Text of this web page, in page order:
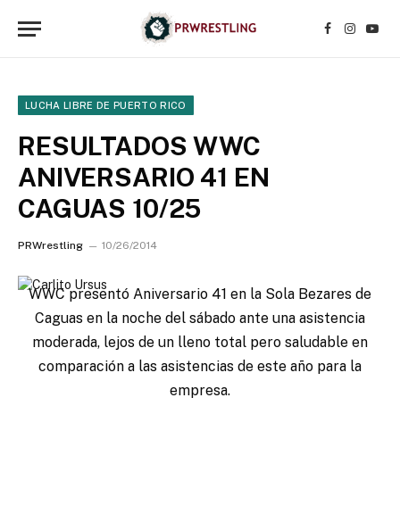
Facebook
LUCHA LIBRE DE PUERTO RICO
RESULTADOS WWC
ANIVERSARIO 41 EN
CAGUAS 10/25
PRWrestling 10/26/2014
WWC presentó Aniversario 41 en la Sola Bezares de
Caguas en la noche del sábado ante una asistencia
moderada, lejos de un lleno total pero saludable en
comparación a las asistencias de este año para la
empresa.